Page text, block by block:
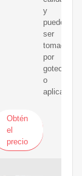
y
puede
ser
tomado
por
goteo
o
aplicado
Obtén
el
precio